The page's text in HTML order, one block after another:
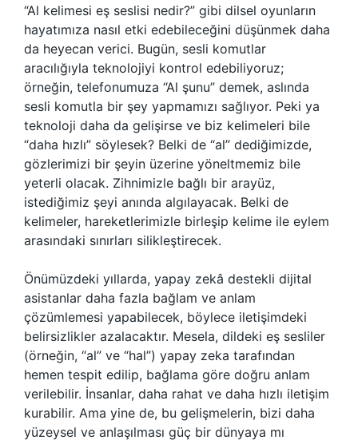
“Al kelimesi eş seslisi nedir?” gibi dilsel oyunların
hayatımıza nasıl etki edebileceğini düşünmek daha
da heyecan verici. Bugün, sesli komutlar
aracılığıyla teknolojiyi kontrol edebiliyoruz;
örneğin, telefonumuza “Al şunu” demek, aslında
sesli komutla bir şey yapmamızı sağlıyor. Peki ya
teknoloji daha da gelişirse ve biz kelimeleri bile
“daha hızlı” söylesek? Belki de “al” dediğimizde,
gözlerimizi bir şeyin üzerine yöneltmemiz bile
yeterli olacak. Zihnimizle bağlı bir arayüz,
istediğimiz şeyi anında algılayacak. Belki de
kelimeler, hareketlerimizle birleşip kelime ile eylem
arasındaki sınırları silikleştirecek.
Önümüzdeki yıllarda, yapay zekâ destekli dijital
asistanlar daha fazla bağlam ve anlam
çözümlemesi yapabilecek, böylece iletişimdeki
belirsizlikler azalacaktır. Mesela, dildeki eş sesliler
(örneğin, “al” ve “hal”) yapay zeka tarafından
hemen tespit edilip, bağlama göre doğru anlam
verilebilir. İnsanlar, daha rahat ve daha hızlı iletişim
kurabilir. Ama yine de, bu gelişmelerin, bizi daha
yüzeysel ve anlaşılması güç bir dünyaya mı